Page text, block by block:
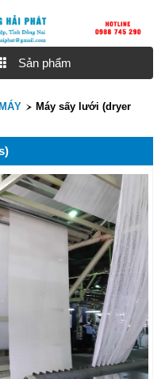
Sản phẩm
Máy sấy lưới (dryer